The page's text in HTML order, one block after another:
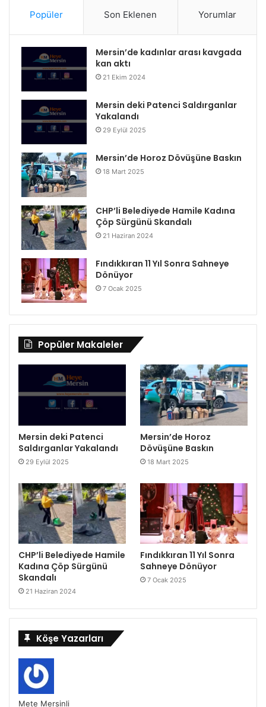
Popüler Son Eklenen Yorumlar
Mersin’de kadınlar arası kavgada
kan aktı
21 Ekim 2024
Mersin deki Patenci Saldırganlar
Yakalandı
29 Eylül 2025
Mersin’de Horoz Dövüşüne Baskın
18 Mart 2025
CHP’li Belediyede Hamile Kadına
Çöp Sürgünü Skandalı
21 Haziran 2024
Fındıkkıran 11 Yıl Sonra Sahneye
Dönüyor
7 Ocak 2025
Popüler Makaleler
Mersin deki Patenci
Saldırganlar Yakalandı
29 Eylül 2025
Mersin’de Horoz
Dövüşüne Baskın
18 Mart 2025
CHP’li Belediyede Hamile
Kadına Çöp Sürgünü
Skandalı
21 Haziran 2024
Fındıkkıran 11 Yıl Sonra
Sahneye Dönüyor
7 Ocak 2025
Köşe Yazarları
Mete Mersinli